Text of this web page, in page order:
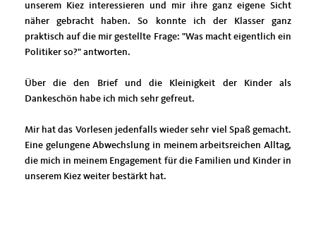
unserem Kiez interessieren und mir ihre ganz eigene Sicht
näher gebracht haben. So konnte ich der Klasser ganz
praktisch auf die mir gestellte Frage: "Was macht eigentlich ein
Politiker so?" antworten.
Über die den Brief und die Kleinigkeit der Kinder als
Dankeschön habe ich mich sehr gefreut.
Mir hat das Vorlesen jedenfalls wieder sehr viel Spaß gemacht.
Eine gelungene Abwechslung in meinem arbeitsreichen Alltag,
die mich in meinem Engagement für die Familien und Kinder in
unserem Kiez weiter bestärkt hat.